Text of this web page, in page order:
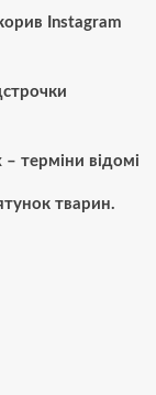
Instagram
терміни відомі
тварин.